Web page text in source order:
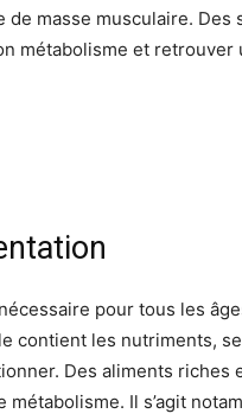
masse musculaire. Des
métabolisme et
pour tous les
contient les nutriments,
Des aliments riches
Il s’agit